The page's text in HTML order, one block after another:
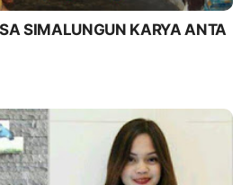
SIMALUNGUN KARYA ANTA